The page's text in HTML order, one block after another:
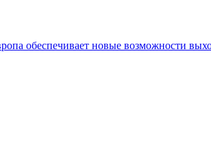
обеспечивает новые возможности